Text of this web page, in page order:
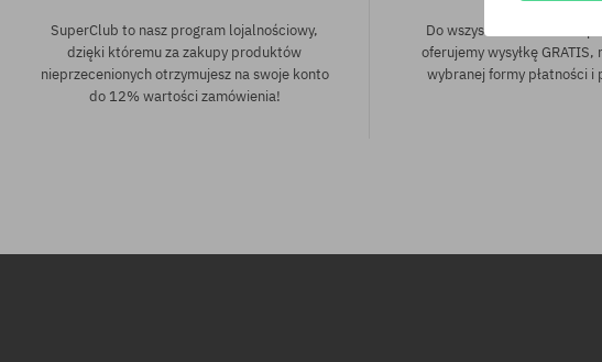
SuperClub to nasz program lojalnościowy,
dzięki któremu za zakupy produktów
nieprzecenionych otrzymujesz na swoje konto
do 12% wartości zamówienia!
Do wszystkich zamówień
oferujemy wysyłkę GRATIS,
wybranej formy płatności i